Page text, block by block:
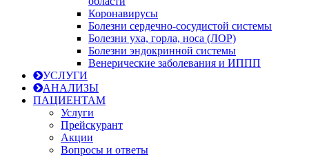
Коронавирусы
Болезни сердечно-сосудистой системы
Болезни уха, горла, носа (ЛОР)
Болезни эндокринной системы
Венерические заболевания и ИППП
УСЛУГИ
АНАЛИЗЫ
ПАЦИЕНТАМ
Услуги
Прейскурант
Акции
Вопросы и ответы